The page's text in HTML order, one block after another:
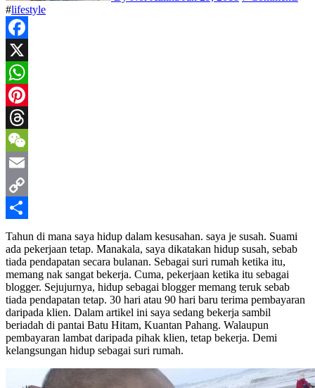
#lifestyle
Facebook
X
WhatsApp
Pinterest
Threads
WeChat
Email
Copy
Link
Share
Tahun di mana saya hidup dalam kesusahan. saya je susah. Suami
ada pekerjaan tetap. Manakala, saya dikatakan hidup susah, sebab
tiada pendapatan secara bulanan. Sebagai suri rumah ketika itu,
memang nak sangat bekerja. Cuma, pekerjaan ketika itu sebagai
blogger. Sejujurnya, hidup sebagai blogger memang teruk sebab
tiada pendapatan tetap. 30 hari atau 90 hari baru terima pembayaran
daripada klien. Dalam artikel ini saya sedang bekerja sambil
beriadah di pantai Batu Hitam, Kuantan Pahang. Walaupun
pembayaran lambat daripada pihak klien, tetap bekerja. Demi
kelangsungan hidup sebagai suri rumah.